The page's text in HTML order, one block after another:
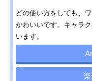
どの使い方をしても、
かわいいです。キャラ
います。